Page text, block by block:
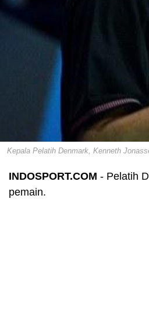
Kepala Pelatih Denmark, Kenneth
INDOSPORT.COM - Pelatih
pemain.